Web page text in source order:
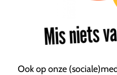
Mis niets
Ook op onze